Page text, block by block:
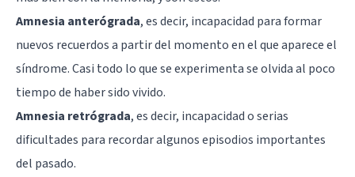
Amnesia anterógrada, es decir, incapacidad para formar
nuevos recuerdos a partir del momento en el que aparece el
síndrome. Casi todo lo que se experimenta se olvida al poco
tiempo de haber sido vivido.
Amnesia retrógrada, es decir, incapacidad o serias
dificultades para recordar algunos episodios importantes
del pasado.